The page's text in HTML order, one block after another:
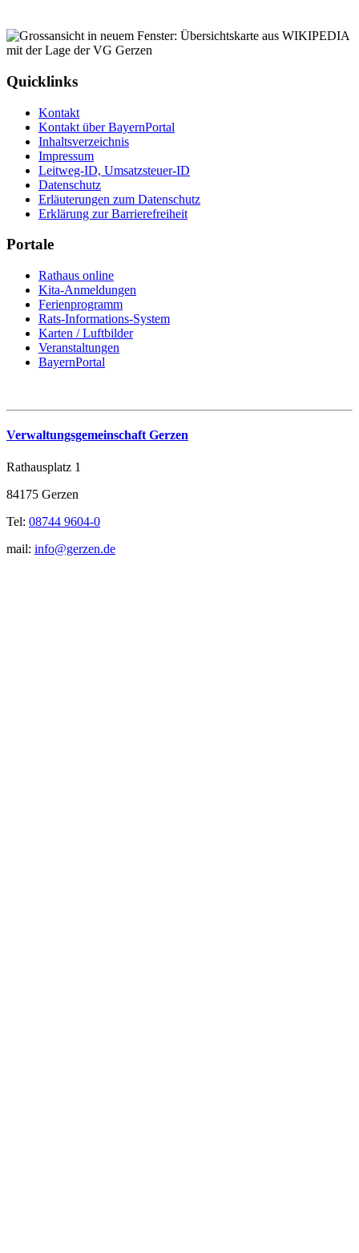
Quicklinks
Kontakt
Kontakt über BayernPortal
Inhaltsverzeichnis
Impressum
Leitweg-ID, Umsatzsteuer-ID
Datenschutz
Erläuterungen zum Datenschutz
Erklärung zur Barrierefreiheit
Portale
Rathaus online
Kita-Anmeldungen
Ferienprogramm
Rats-Informations-System
Karten / Luftbilder
Veranstaltungen
BayernPortal
Verwaltungsgemeinschaft Gerzen
Rathausplatz 1
84175 Gerzen
Tel: 08744 9604-0
mail: info@gerzen.de